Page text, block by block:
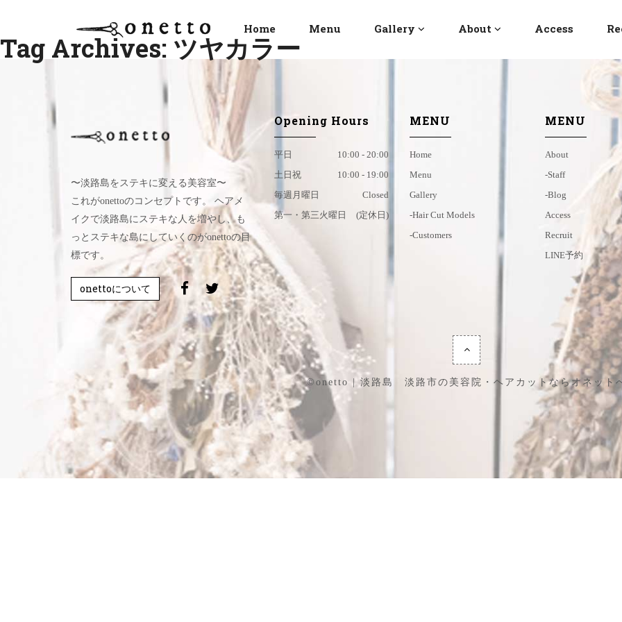
Home Menu Gallery About Access
Tag Archives: ツヤカラー
〜淡路島をステキに変える美容室〜
これがonettoのコンセプトです。 ヘアメ
イクで淡路島にステキな人を増やし、も
っとステキな島にしていくのがonettoの目
標です。
onettoについて
Opening Hours
平日
10:00 - 20:00
土日祝
10:00 - 19:00
毎週月曜日
Closed
第一・第三火曜日
(定休日)
MENU
Home
Menu
Gallery
-hair Cut Models
-customers
MENU
About
-staff
-blog
Access
Recruit
LINE予約
©onetto | 淡路島 淡路市の美容院・ヘアカットならオネット